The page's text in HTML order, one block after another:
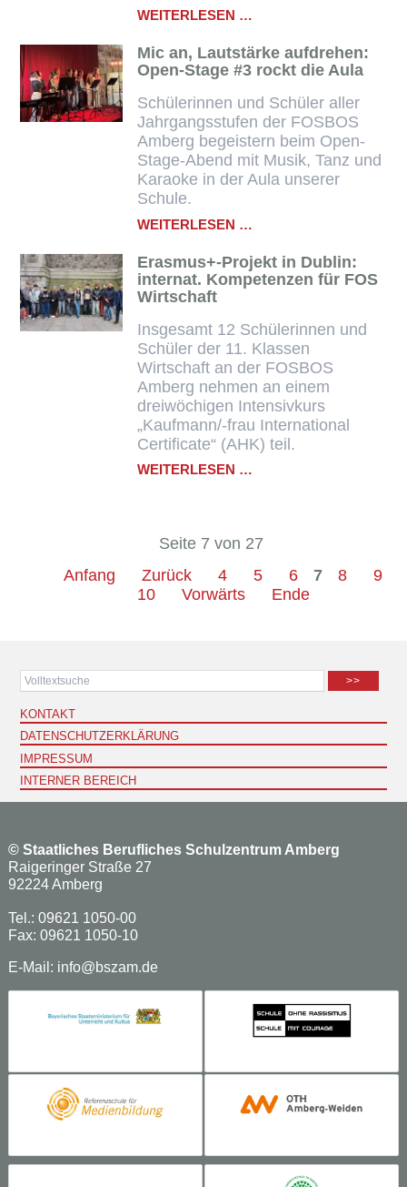
WEITERLESEN …
BEING
IN
ISLAND,
ACHTSAMKEIT
UND
GELASSENHEIT
IM
SCHULALLTAG
Mic an, Lautstärke aufdrehen:
Open-Stage #3 rockt die Aula
Schülerinnen und Schüler aller
Jahrgangsstufen der FOSBOS
Amberg begeistern beim Open-
Stage-Abend mit Musik, Tanz und
Karaoke in der Aula unserer
Schule.
WEITERLESEN …
LAUTSTÄRKE
AUFDREHEN:
OPEN-
#3
ROCKT
DIE
AULA
Erasmus+-Projekt in Dublin:
internat. Kompetenzen für FOS
Wirtschaft
Insgesamt 12 Schülerinnen und
Schüler der 11. Klassen
Wirtschaft an der FOSBOS
Amberg nehmen an einem
dreiwöchigen Intensivkurs
„Kaufmann/-frau International
Certificate“ (AHK) teil.
WEITERLESEN …
INTERNAT.
KOMPETENZEN
FÜR
FOS
WIRTSCHAFT
Seite 7 von 27
Anfang
Zurück 4 5 6 7 8
9
10
Vorwärts Ende
>>
KONTAKT
DATENSCHUTZERKLÄRUNG
IMPRESSUM
INTERNER BEREICH
© Staatliches Berufliches Schulzentrum Amberg
Raigeringer Straße 27
92224 Amberg
Tel.: 09621 1050-00
Fax: 09621 1050-10
E-Mail: info@bszam.de